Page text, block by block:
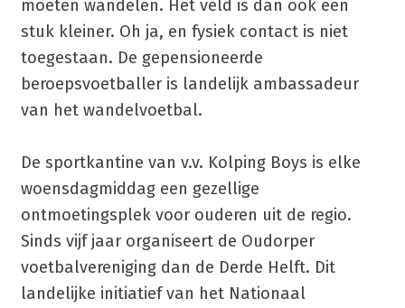
moeten wandelen. Het veld is dan ook een
stuk kleiner. Oh ja, en fysiek contact is niet
toegestaan. De gepensioneerde
beroepsvoetballer is landelijk ambassadeur
van het wandelvoetbal.
De sportkantine van v.v. Kolping Boys is elke
woensdagmiddag een gezellige
ontmoetingsplek voor ouderen uit de regio.
Sinds vijf jaar organiseert de Oudorper
voetbalvereniging dan de Derde Helft. Dit
landelijke initiatief van het Nationaal